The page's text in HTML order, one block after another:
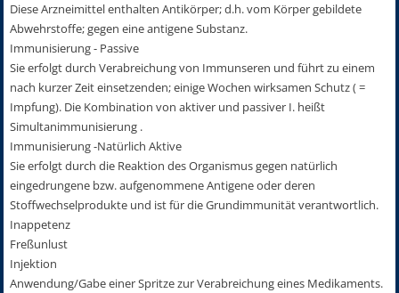
Diese Arzneimittel enthalten Antikörper; d.h. vom Körper gebildete
Abwehrstoffe; gegen eine antigene Substanz.
Immunisierung - Passive
Sie erfolgt durch Verabreichung von Immunseren und führt zu einem
nach kurzer Zeit einsetzenden; einige Wochen wirksamen Schutz ( =
Impfung). Die Kombination von aktiver und passiver I. heißt
Simultanimmunisierung .
Immunisierung -Natürlich Aktive
Sie erfolgt durch die Reaktion des Organismus gegen natürlich
eingedrungene bzw. aufgenommene Antigene oder deren
Stoffwechselprodukte und ist für die Grundimmunität verantwortlich.
Inappetenz
Freßunlust
Injektion
Anwendung/Gabe einer Spritze zur Verabreichung eines Medikaments.